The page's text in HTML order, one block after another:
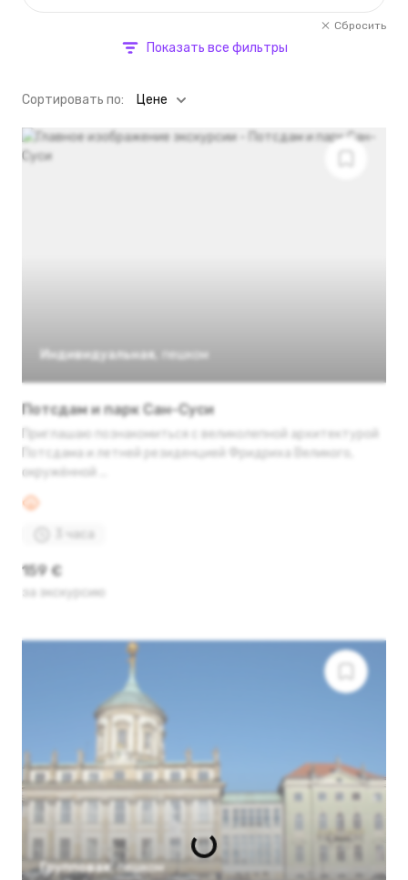
Сбросить
Показать все фильтры
Cортировать по: Цене
Индивидуальная пешком
Потсдам и парк Сан-Суси
Приглашаю познакомиться с великолепной архитектурой
Потсдама и летней резиденцией Фридриха Великого,
окружённой ...
3 часа
159 €
за экскурсию
Групповая пешком